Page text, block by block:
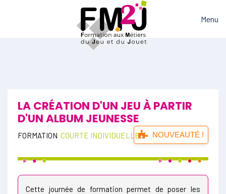
Menu
LA CRÉATION D'UN JEU À PARTIR
D'UN ALBUM JEUNESSE
FORMATION COURTE INDIVIDUELLE NOUVEAUTÉ !
Cette journée de formation permet de poser les